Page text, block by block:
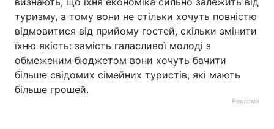
туризму, а тому вони не стільки хочуть повністю
відмовитися від прийому гостей, скільки змінити
їхню якість: замість галасливої молоді з
обмеженим бюджетом вони хочуть бачити
більше свідомих сімейних туристів, які мають
більше грошей.
Реклама